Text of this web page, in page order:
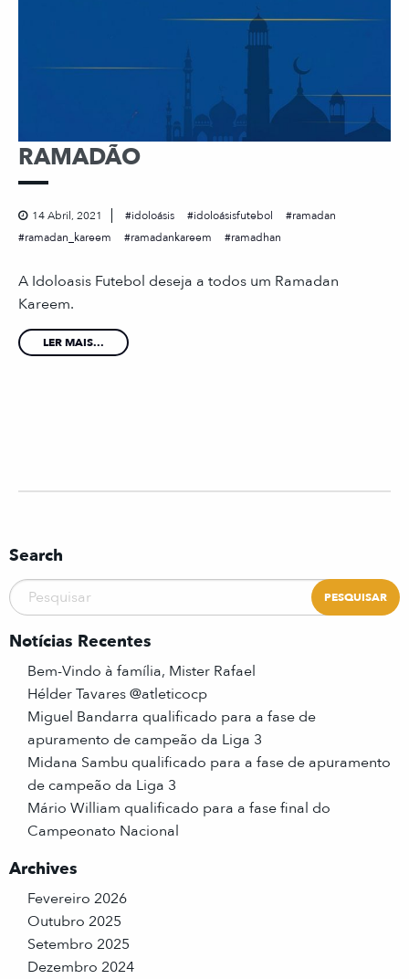
RAMADÃO
14 Abril, 2021 idoloásis idoloásisfutebol
ramadan
ramadan_kareem
ramadankareem ramadhan
A Idoloasis Futebol deseja a todos um Ramadan
Kareem.
LER MAIS...
Search
Notícias Recentes
Bem-Vindo à família, Mister Rafael
Hélder Tavares @atleticocp
Miguel Bandarra qualificado para a fase de
apuramento de campeão da Liga 3
Midana Sambu qualificado para a fase de apuramento
de campeão da Liga 3
Mário William qualificado para a fase final do
Campeonato Nacional
Archives
Fevereiro 2026
Outubro 2025
Setembro 2025
Dezembro 2024